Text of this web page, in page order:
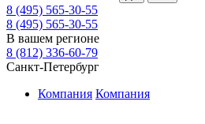
8 (495) 565-30-55
8 (495) 565-30-55
В вашем регионе
8 (812) 336-60-79
Санкт-Петербург
Компания Компания